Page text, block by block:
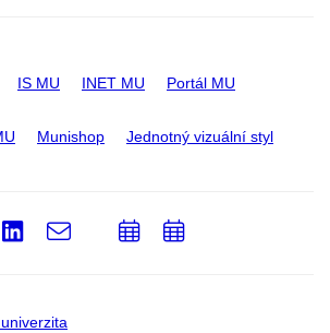
IS MU INET MU Portál MU
Munishop Jednotný vizuální styl
LinkedIn
e-
PřidatPřidat